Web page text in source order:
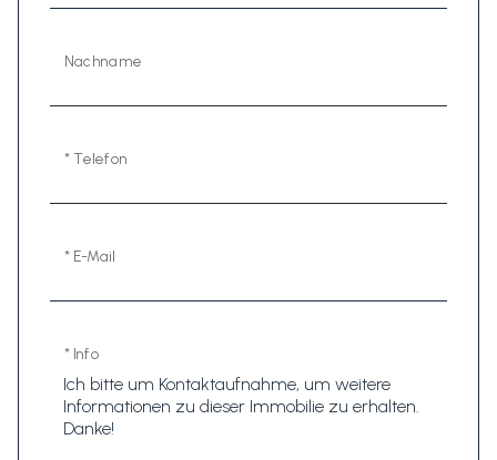
Nachname
* Telefon
* E-Mail
* Info